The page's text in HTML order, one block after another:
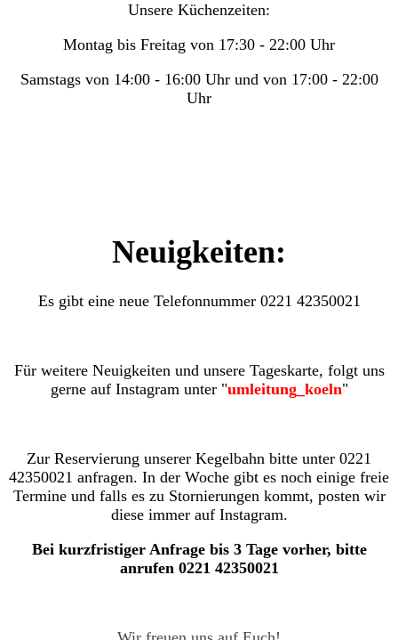
Unsere Küchenzeiten:
Montag bis Freitag von 17:30 - 22:00 Uhr
Samstags von 14:00 - 16:00 Uhr und von 17:00 - 22:00
Uhr
Neuigkeiten:
Es gibt eine neue Telefonnummer 0221 42350021
Für weitere Neuigkeiten und unsere Tageskarte, folgt uns
gerne auf Instagram unter "umleitung_koeln"
Zur Reservierung unserer Kegelbahn bitte unter 0221
42350021 anfragen. In der Woche gibt es noch einige freie
Termine und falls es zu Stornierungen kommt, posten wir
diese immer auf Instagram.
Bei kurzfristiger Anfrage bis 3 Tage vorher, bitte
anrufen 0221 42350021